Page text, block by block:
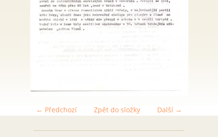
← Předchozí Další →
Zpět do složky